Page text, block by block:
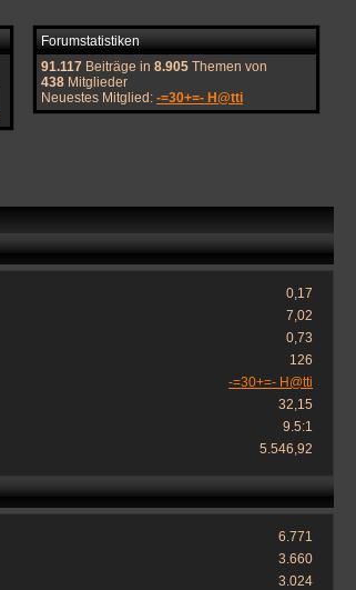
Forumstatistiken
91.117 Beiträge in 8.905 Themen von
438 Mitglieder
Neuestes Mitglied: -=30+=- H@tti
0,17
7,02
0,73
126
-=30+=- H@tti
32,15
9.5:1
5.546,92
6.771
3.660
3.024